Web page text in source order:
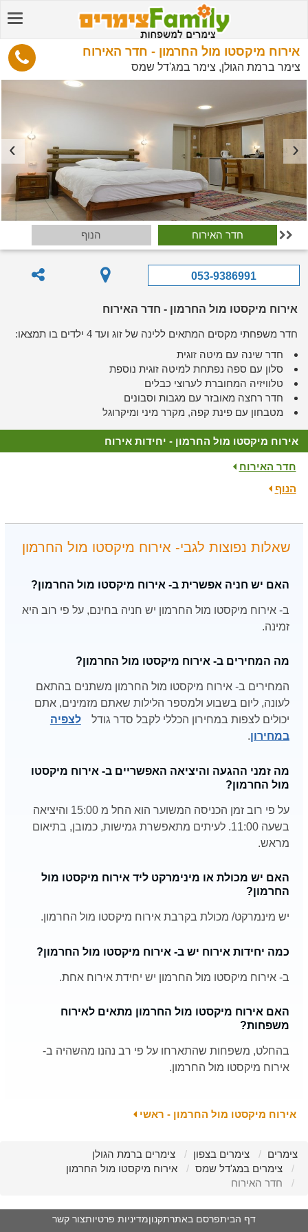
אירוח מיקסטו מול החרמון - חדר האירוח
צימר ברמת הגולן, צימר במג'דל שמס
חדר האירוח הנוף 
053-9386991
אירוח מיקסטו מול החרמון - חדר האירוח
חדר משפחתי מקסים המתאים ללינה של זוג ועד 4 ילדים בו תמצאו:
חדר שינה עם מיטה זוגית
סלון עם ספה נפתחת למיטה זוגית נוספת
טלוויזיה המחוברת לערוצי כבלים
חדר רחצה מאובזר עם מגבות וסבונים
מטבחון עם פינת קפה, מקרר מיני ומיקרוגל
אירוח מיקסטו מול החרמון - יחידות אירוח
חדר האירוח
הנוף
שאלות נפוצות לגבי- אירוח מיקסטו מול החרמון
האם יש חניה אפשרית ב- אירוח מיקסטו מול החרמון?
ב- אירוח מיקסטו מול החרמון יש חניה בחינם, על פי רוב היא
זמינה.
מה המחירים ב- אירוח מיקסטו מול החרמון?
המחירים ב- אירוח מיקסטו מול החרמון משתנים בהתאם
לעונה, ליום בשבוע ולמספר הלילות שאתם מזמינים, אתם
יכולים לצפות במחירון הכללי לקבל סדר גודל
לצפיה
במחירון.
מה זמני ההגעה והיציאה האפשריים ב- אירוח מיקסטו
מול החרמון?
על פי רוב זמן הכניסה המשוער הוא החל מ 15:00 והיציאה
בשעה 11:00. לעיתים מתאפשרת גמישות, כמובן, בתיאום
מראש.
האם יש מכולת או מינימרקט ליד אירוח מיקסטו מול
החרמון?
יש מינמרקט/ מכולת בקרבת אירוח מיקסטו מול החרמון.
כמה יחידות אירוח יש ב- אירוח מיקסטו מול החרמון?
ב- אירוח מיקסטו מול החרמון יש יחידת אירוח אחת.
האם אירוח מיקסטו מול החרמון מתאים לאירוח
משפחות?
בהחלט, משפחות שהתארחו על פי רב נהנו מהשהיה ב-
אירוח מיקסטו מול החרמון.
אירוח מיקסטו מול החרמון - ראשי
צימרים צימרים בצפון
צימרים ברמת הגולן
צימרים במג'דל שמס
אירוח מיקסטו מול החרמון
חדר האירוח
דף הביתפרסם באתרתקנוןמדיניות פרטיותצור קשר